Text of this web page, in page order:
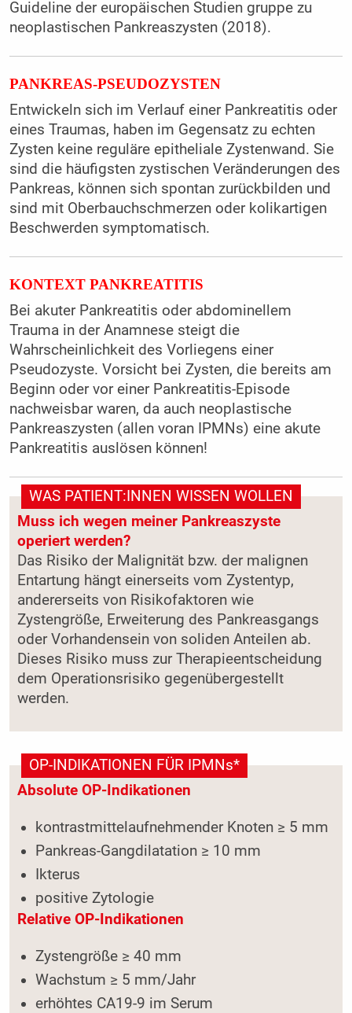
Guideline der europäischen Studien gruppe zu
neoplastischen Pankreaszysten (2018).
PANKREAS-PSEUDOZYSTEN
Entwickeln sich im Verlauf einer Pankreatitis oder
eines Traumas, haben im Gegensatz zu echten
Zysten keine reguläre epitheliale Zystenwand. Sie
sind die häufigsten zystischen Veränderungen des
Pankreas, können sich spontan zurückbilden und
sind mit Oberbauchschmerzen oder kolikartigen
Beschwerden symptomatisch.
KONTEXT PANKREATITIS
Bei akuter Pankreatitis oder abdominellem
Trauma in der Anamnese steigt die
Wahrscheinlichkeit des Vorliegens einer
Pseudozyste. Vorsicht bei Zysten, die bereits am
Beginn oder vor einer Pankreatitis-Episode
nachweisbar waren, da auch neoplastische
Pankreaszysten (allen voran IPMNs) eine akute
Pankreatitis auslösen können!
WAS PATIENT:INNEN WISSEN WOLLEN
Muss ich wegen meiner Pankreaszyste
operiert werden?
Das Risiko der Malignität bzw. der malignen
Entartung hängt einerseits vom Zystentyp,
andererseits von Risikofaktoren wie
Zystengröße, Erweiterung des Pankreasgangs
oder Vorhandensein von soliden Anteilen ab.
Dieses Risiko muss zur Therapieentscheidung
dem Operationsrisiko gegenübergestellt
werden.
OP-INDIKATIONEN FÜR IPMNs*
Absolute OP-Indikationen
kontrastmittelaufnehmender Knoten ≥ 5 mm
Pankreas-Gangdilatation ≥ 10 mm
Ikterus
positive Zytologie
Relative OP-Indikationen
Zystengröße ≥ 40 mm
Wachstum ≥ 5 mm/Jahr
erhöhtes CA19-9 im Serum